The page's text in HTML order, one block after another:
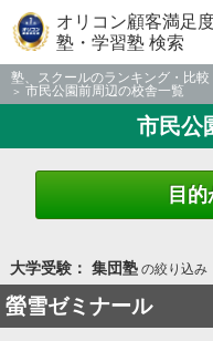
オリコン顧客満足
塾・学習塾 検索
塾、スクールのランキング・比較
市民公園前周辺の校舎一覧
市民公
目
大学受験： 集団塾の絞り込み
螢雪ゼミナール